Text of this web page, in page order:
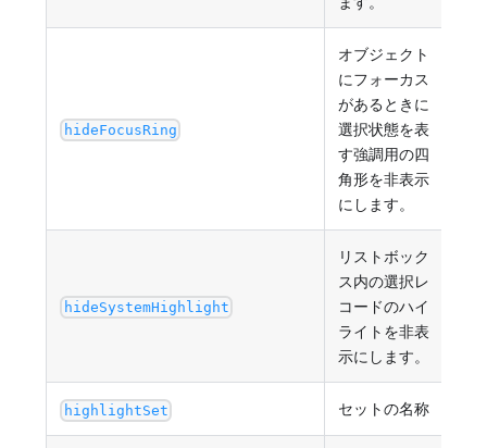
hideFocusRing
オブジェクト
にフォーカス
があるときに
選択状態を表
す強調用の四
角形を非表示
にします。
hideSystemHighlight
リストボック
ス内の選択レ
コードのハイ
ライトを非表
示にします。
highlightSet セットの名称